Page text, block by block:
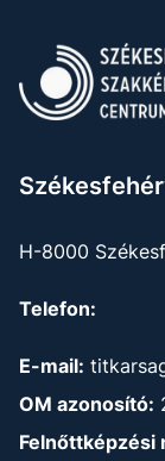
H-8000
Telefon:
E-mail:
OM azonosító:
Felnőttképzési